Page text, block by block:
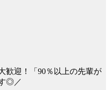
歓迎！「90％以上の先輩が
◎／